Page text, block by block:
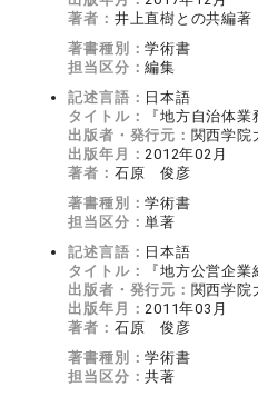
著者： 井上直樹との共編著
著書種別：学術書
担当区分：編集
記述言語： 日本語
タイトル：
『地方自治体
出版者・発行元： 関西学院
出版年月：2012年02月
著者： 石原 俊彦
著書種別：学術書
担当区分：単著
記述言語： 日本語
タイトル：
『地方公営企
出版者・発行元： 関西学院
出版年月：2011年03月
著者： 石原 俊彦
著書種別：学術書
担当区分：共著